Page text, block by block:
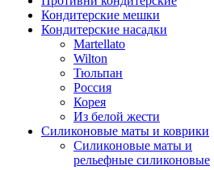
Кондитерские мешки
Кондитерские насадки
Martellato
Wilton
Тюльпан
Россия
Корея
Из белой жести
Силиконовые маты и коврики
Силиконовые маты и
рельефные силиконовые